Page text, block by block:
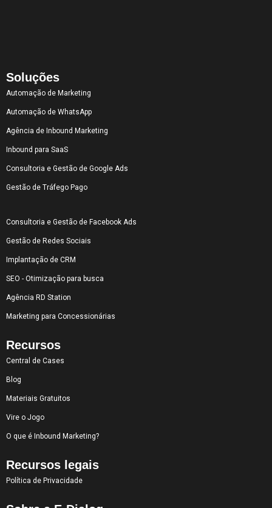
Soluções
Automação de Marketing
Automação de WhatsApp
Agência de Inbound Marketing
Inbound para SaaS
Consultoria e Gestão de Google Ads
Gestão de Tráfego Pago
Consultoria e Gestão de Facebook Ads
Gestão de Redes Sociais
Implantação de CRM
SEO - Otimização para busca
Agência RD Station
Marketing para Concessionárias
Recursos
Central de Cases
Blog
Materiais Gratuitos
Vire o Jogo
O que é Inbound Marketing?
Recursos legais
Política de Privacidade